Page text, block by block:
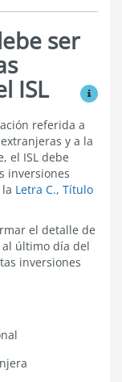
ser
ISL Ver
referida a
y a la
el ISL debe
inversiones
Letra C., Título
el detalle de
último día del
inversiones